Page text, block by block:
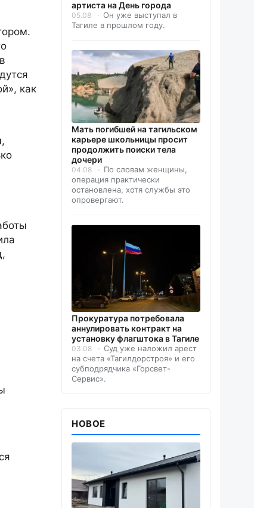
как
артиста на День города
05.08
Он уже выступал в
Тагиле в прошлом году.
Мать погибшей на тагильском
карьере школьницы просит
продолжить поиски тела
дочери
04.08
По словам женщины,
операция практически
остановлена, хотя службы это
опровергают.
Прокуратура потребовала
аннулировать контракт на
установку флагштока в Тагиле
03.08
Суд уже наложил арест
на счета «Тагилдорстроя» и его
субподрядчика «Горсвет-
Сервис».
НОВОЕ